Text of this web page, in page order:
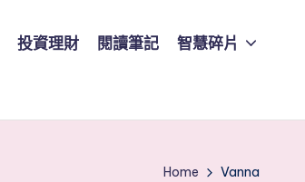
投資理財 閱讀筆記 智慧碎片
Home Vanna